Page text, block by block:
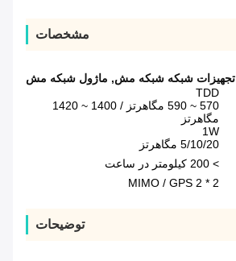
مشخصات
تجهیزات شبکه شبکه مش, ماژول شبکه مش
TDD
570 ~ 590 مگاهرتز / 1400 ~ 1420
مگاهرتز
1W
5/10/20 مگاهرتز
> 200 کیلومتر در ساعت
2 * 2 MIMO / GPS
توضیحات